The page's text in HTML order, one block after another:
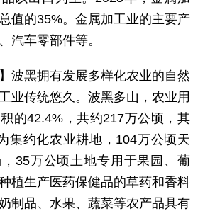
值的35%。金属加工业的主要产
汽车零部件等。
】波黑拥有发展多样化农业的自然
业传统悠久。波黑多山，农业用
的42.4%，共约217万公顷，其
集约化农业耕地，104万公顷天
35万公顷土地专用于果园、葡
植生产医药保健品的草药和香料
制品、水果、蔬菜等农产品具有